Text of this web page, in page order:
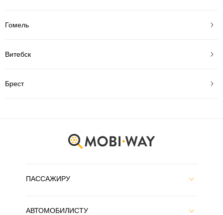
Гомель
Витебск
Брест
ПАССАЖИРУ
АВТОМОБИЛИСТУ